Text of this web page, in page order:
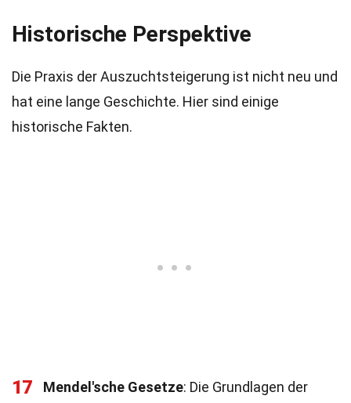
Historische Perspektive
Die Praxis der Auszuchtsteigerung ist nicht neu und
hat eine lange Geschichte. Hier sind einige
historische Fakten.
17 Mendel'sche Gesetze: Die Grundlagen der